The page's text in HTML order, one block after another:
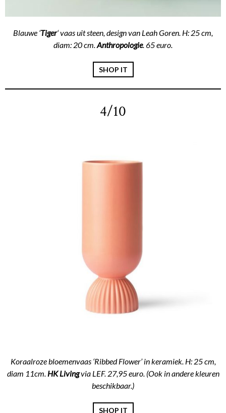
Blauwe ‘Tiger‘ vaas uit steen, design van Leah Goren. H: 25 cm,
diam: 20 cm.Anthropologie. 65 euro.
SHOP IT
4/10
Koraalroze bloemenvaas ‘Ribbed Flower’ in keramiek. H: 25 cm,
diam 11cm. HK Livingvia LEF. 27,95 euro. (Ook in andere kleuren
beschikbaar.)
SHOP IT